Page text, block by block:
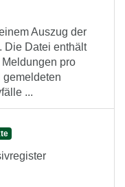
Auszug der
Die Datei enthält
pro
gemeldeten
...